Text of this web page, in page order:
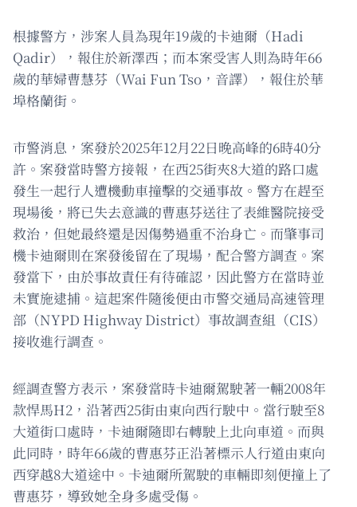
根據警方，涉案人員為現年19歲的卡迪爾（Hadi
Qadir），報住於新澤西；而本案受害人則為時年66
歲的華婦曹慧芬（Wai Fun Tso，音譯），報住於華
埠格蘭街。
市警消息，案發於2025年12月22日晚高峰的6時40分
許。案發當時警方接報，在西25街夾8大道的路口處
發生一起行人遭機動車撞擊的交通事故。警方在趕至
現場後，將已失去意識的曹惠芬送往了表維醫院接受
救治，但她最終還是因傷勢過重不治身亡。而肇事司
機卡迪爾則在案發後留在了現場，配合警方調查。案
發當下，由於事故責任有待確認，因此警方在當時並
未實施逮捕。這起案件隨後便由市警交通局高速管理
部（NYPD Highway District）事故調查組（CIS）
接收進行調查。
經調查警方表示，案發當時卡迪爾駕駛著一輛2008年
款悍馬H2，沿著西25街由東向西行駛中。當行駛至8
大道街口處時，卡迪爾隨即右轉駛上北向車道。而與
此同時，時年66歲的曹惠芬正沿著標示人行道由東向
西穿越8大道途中。卡迪爾所駕駛的車輛即刻便撞上了
曹惠芬，導致她全身多處受傷。